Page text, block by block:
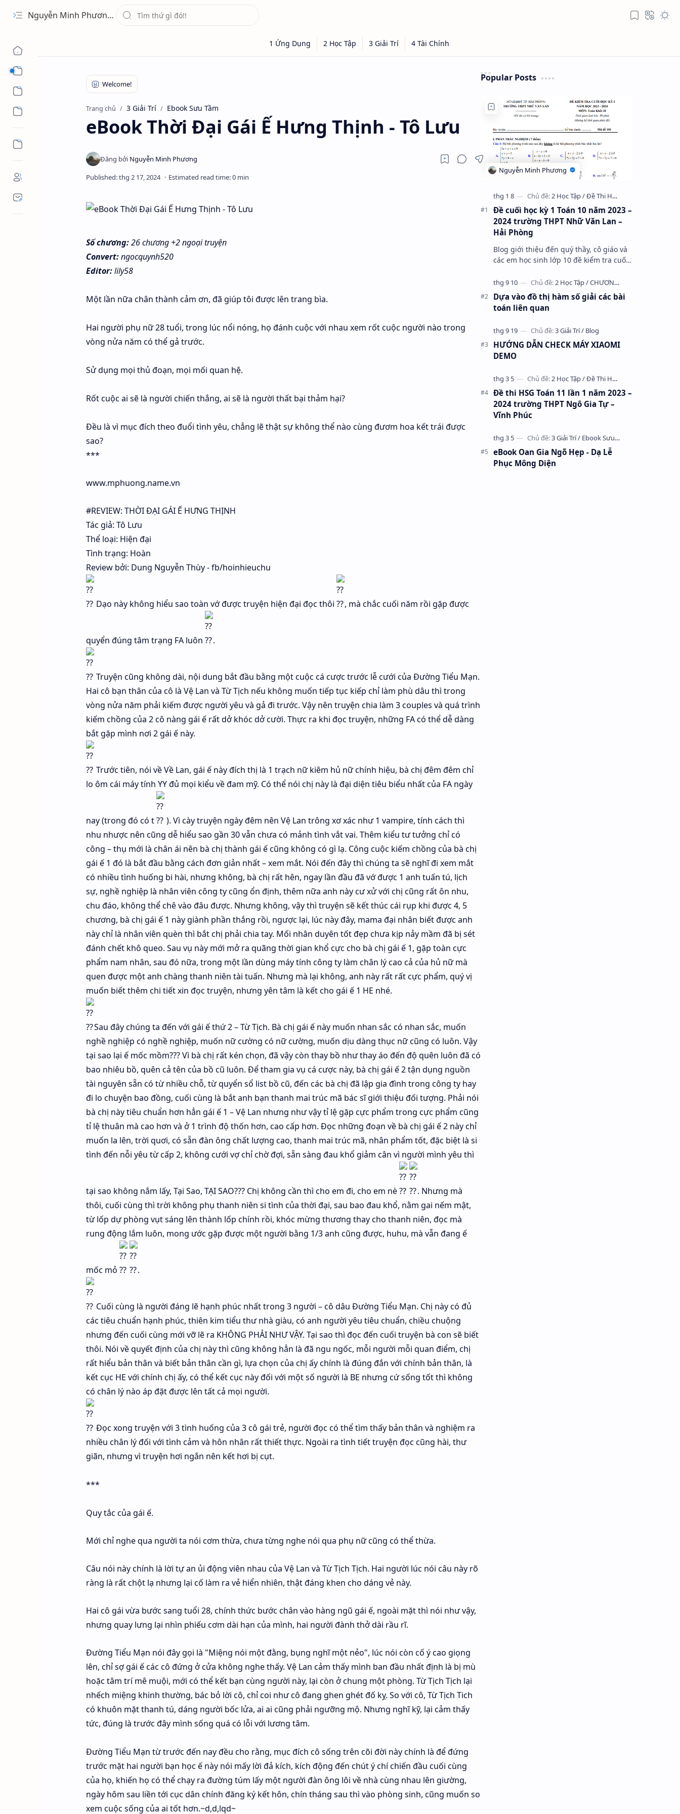
Nguyễn Minh Phương - Blog Chia sẻ Kiến thức Chứng khoán & Tài liệu Toán học
Trang chủ 3 Giải Trí Ebook Sưu Tầm
eBook Thời Đại Gái Ế Hưng Thịnh - Tô Lưu
Số chương:26 chương +2 ngoại truyện
Convert:ngocquynh520
Editor:lily58
Một lần nữa chân thành cảm ơn, đã giúp tôi được lên trang bìa.
Hai người phụ nữ 28 tuổi, trong lúc nổi nóng, họ đánh cuộc với nhau xem rốt cuộc người nào trong
vòng nửa năm có thể gả trước.
Sử dụng mọi thủ đoạn, mọi mối quan hệ.
Rốt cuộc ai sẽ là người chiến thắng, ai sẽ là người thất bại thảm hại?
Đều là vì mục đích theo đuổi tình yêu, chẳng lẽ thật sự không thể nào cùng đươm hoa kết trái được
sao?
***
www.mphuong.name.vn
#REVIEW: THỜI ĐẠI GÁI Ế HƯNG THỊNH
Tác giả: Tô Lưu
Thể loại: Hiện đại
Tình trạng: Hoàn
Review bởi: Dung Nguyễn Thùy - fb/hoinhieuchu
Dạo này không hiểu sao toàn vớ được truyện hiện đại đọc thôi , mà chắc cuối năm rồi gặp được
quyển đúng tâm trạng FA luôn .
Truyện cũng không dài, nội dung bắt đầu bằng một cuộc cá cược trước lễ cưới của Đường Tiểu Mạn.
Hai cô bạn thân của cô là Vệ Lan và Từ Tịch nếu không muốn tiếp tục kiếp chỉ làm phù dâu thì trong
vòng nửa năm phải kiếm được người yêu và gả đi trước. Vậy nên truyện chia làm 3 couples và quá trình
kiếm chồng của 2 cô nàng gái ế rất dở khóc dở cười. Thực ra khi đọc truyện, những FA có thể dễ dàng
bắt gặp mình nơi 2 gái ế này.
Trước tiên, nói về Về Lan, gái ế này đích thị là 1 trạch nữ kiêm hủ nữ chính hiệu, bà chị đêm đêm chỉ
lo ôm cái máy tính YY đủ mọi kiểu về đam mỹ. Có thể nói chị này là đại diện tiêu biểu nhất của FA ngày
nay (trong đó có t
). Vì cày truyện ngày đêm nên Vệ Lan trông xơ xác như 1 vampire, tính cách thì
nhu nhược nên cũng dễ hiểu sao gần 30 vẫn chưa có mảnh tình vắt vai. Thêm kiểu tư tưởng chỉ có
công – thụ mới là chân ái nên bà chị thành gái ế cũng không có gì lạ. Công cuộc kiếm chồng của bà chị
gái ế 1 đó là bắt đầu bằng cách đơn giản nhất – xem mắt. Nói đến đây thì chúng ta sẽ nghĩ đi xem mắt
có nhiều tình huống bi hài, nhưng không, bà chị rất hên, ngay lần đầu đã vớ được 1 anh tuấn tú, lịch
sự, nghề nghiệp là nhân viên công ty cũng ổn định, thêm nữa anh này cư xử với chị cũng rất ôn nhu,
chu đáo, không thể chê vào đâu được. Nhưng không, vậy thì truyện sẽ kết thúc cái rụp khi được 4, 5
chương, bà chị gái ế 1 này giành phần thắng rồi, ngược lại, lúc này đây, mama đại nhân biết được anh
này chỉ là nhân viên quèn thì bắt chị phải chia tay. Mối nhân duyên tốt đẹp chưa kịp nảy mầm đã bị sét
đánh chết khô queo. Sau vụ này mới mở ra quãng thời gian khổ cực cho bà chị gái ế 1, gặp toàn cực
phẩm nam nhân, sau đó nữa, trong một lần dùng máy tính công ty làm chân lý cao cả của hủ nữ mà
quen được một anh chàng thanh niên tài tuấn. Nhưng mà lại không, anh này rất rất cực phẩm, quý vị
muốn biết thêm chi tiết xin đọc truyện, nhưng yên tâm là kết cho gái ế 1 HE nhé.
Sau đây chúng ta đến với gái ế thứ 2 – Từ Tịch. Bà chị gái ế này muốn nhan sắc có nhan sắc, muốn
nghề nghiệp có nghề nghiệp, muốn nữ cường có nữ cường, muốn dịu dàng thục nữ cũng có luôn. Vậy
tại sao lại ế mốc mồm??? Vì bà chị rất kén chọn, đã vậy còn thay bồ như thay áo đến độ quên luôn đã có
bao nhiêu bồ, quên cả tên của bồ cũ luôn. Để tham gia vụ cá cược này, bà chị gái ế 2 tận dụng nguồn
tài nguyên sẵn có từ nhiều chỗ, từ quyển sổ list bồ cũ, đến các bà chị đã lập gia đình trong công ty hay
đi lo chuyện bao đồng, cuối cùng là bắt anh bạn thanh mai trúc mã bác sĩ giới thiệu đối tượng. Phải nói
bà chị này tiêu chuẩn hơn hẳn gái ế 1 – Vệ Lan nhưng như vậy tỉ lệ gặp cực phẩm trong cực phẩm cũng
tỉ lệ thuân mà cao hơn và ở 1 trình độ thốn hơn, cao cấp hơn. Đọc những đoạn về bà chị gái ế 2 này chỉ
muốn la lên, trời quơi, có sẵn đàn ông chất lượng cao, thanh mai trúc mã, nhân phẩm tốt, đặc biệt là si
tình đến nỗi yêu từ cấp 2, không cưới vợ chỉ chờ đợi, sẵn sàng đau khổ giảm cân vì người mình yêu thì
tại sao không nắm lấy, Tại Sao, TẠI SAO??? Chị không cần thì cho em đi, cho em nè
. Nhưng mà
thôi, cuối cùng thì trời không phụ thanh niên si tình của thời đại, sau bao đau khổ, nằm gai nếm mật,
từ lốp dự phòng vụt sáng lên thành lốp chính rồi, khóc mừng thương thay cho thanh niên, đọc mà
rung động lắm luôn, mong ước gặp được một người bằng 1/3 anh cũng được, huhu, mà vẫn đang ế
mốc mỏ .
Cuối cùng là người đáng lẽ hạnh phúc nhất trong 3 người – cô dâu Đường Tiểu Mạn. Chị này có đủ
các tiêu chuẩn hạnh phúc, thiên kim tiểu thư nhà giàu, có anh người yêu tiêu chuẩn, chiều chuộng
nhưng đến cuối cùng mới vỡ lẽ ra KHÔNG PHẢI NHƯ VẬY. Tại sao thì đọc đến cuối truyện bà con sẽ biết
thôi. Nói về quyết định của chị này thì cũng không hẳn là đã ngu ngốc, mỗi người mỗi quan điểm, chị
rất hiểu bản thân và biết bản thân cần gì, lựa chọn của chị ấy chính là đúng đắn với chính bản thân, là
kết cục HE với chính chị ấy, có thể kết cục này đối với một số người là BE nhưng cứ sống tốt thì không
có chân lý nào áp đặt được lên tất cả mọi người.
Đọc xong truyện với 3 tình huống của 3 cô gái trẻ, người đọc có thể tìm thấy bản thân và nghiệm ra
nhiều chân lý đối với tình cảm và hôn nhân rất thiết thực. Ngoài ra tình tiết truyện đọc cũng hài, thư
giãn, nhưng vì truyện hơi ngắn nên kết hơi bị cụt.
***
Quy tắc của gái ế.
Mới chỉ nghe qua người ta nói cơm thừa, chưa từng nghe nói qua phụ nữ cũng có thể thừa.
Câu nói này chính là lời tự an ủi động viên nhau của Vệ Lan và Từ Tịch Tịch. Hai người lúc nói câu này rõ
ràng là rất chột lạ nhưng lại cố làm ra vẻ hiển nhiên, thật đáng khen cho dáng vẻ này.
Hai cô gái vừa bước sang tuổi 28, chính thức bước chân vào hàng ngũ gái ế, ngoài mặt thì nói như vậy,
nhưng quay lưng lại nhìn phiếu cơm dài hạn của mình, hai người đành thở dài rầu rĩ.
Đường Tiểu Mạn nói đây gọi là "Miệng nói một đằng, bụng nghĩ một nẻo", lúc nói còn cố ý cao giọng
lên, chỉ sợ gái ế các cô đứng ở cửa không nghe thấy. Vệ Lan cảm thấy mình ban đầu nhất định là bị mù
hoặc tâm trí mê muội, mới có thể kết bạn cùng người này, lại còn ở chung một phòng. Từ Tịch Tịch lại
nhếch miệng khinh thường, bác bỏ lời cô, chỉ coi như cô đang ghen ghét đố kỵ. So với cô, Từ Tịch Tich
có khuôn mặt thanh tú, dáng người bốc lửa, ai ai cũng phải ngưỡng mộ. Nhưng nghĩ kỹ, lại cảm thấy
tức, đúng là trước đây mình sống quá có lỗi với lương tâm.
Đường Tiểu Mạn từ trước đến nay đều cho rằng, mục đích cô sống trên cõi đời này chính là để đứng
trước mặt hai người bạn học ế này nói mấy lời đả kích, kích động đến chút ý chí chiến đầu cuối cùng
của họ, khiến họ có thể chạy ra đường túm lấy một người đàn ông lôi về nhà cùng nhau lên giường,
ngày hôm sau liền tới cục dân chính đăng ký kết hôn, chín tháng sau thì vào phòng sinh, cũng muốn so
xem cuộc sống của ai tốt hơn.~d,d,lqd~
Popular Posts
Đề cuối học kỳ 1 Toán 10 năm 2023 –
2024 trường THPT Nhữ Văn Lan –
Hải Phòng
Blog giới thiệu đến quý thầy, cô giáo và
các em học sinh lớp 10 đề kiểm tra cuối
2024 trường THPT Nhữ Văn Lan, th…
Dựa vào đồ thị hàm số giải các bài
toán liên quan
HƯỚNG DẪN CHECK MÁY XIAOMI
DEMO
Đề thi HSG Toán 11 lần 1 năm 2023 –
2024 trường THPT Ngô Gia Tự –
Vĩnh Phúc
eBook Oan Gia Ngõ Hẹp - Dạ Lễ
Phục Mông Diện